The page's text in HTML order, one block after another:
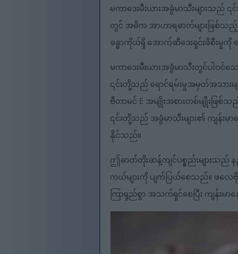
မကာဒေးမီးယားအခွံမာသီးများသည် ၎
တွင် အဓိက အာဟာရဓာတ်များဖြစ်သည့်
ခန္ဓာကိုယ်ရှိ အောက်ဆီဒေးရှင်းဖိစီးမှုကို
မကာဒေးမီးယားအခွံမာသီးတွင်ပါဝင်
၎င်းတို့သည် ရောင်ရမ်းမှုအမှတ်အသားမျ
ဗီတာမင် E အမျိုးအစားတစ်မျိုးဖ
၎င်းတို့သည် အခွံမာသီးများ၏ ကျန်းမာရ
နိုင်သည်။
ဤဓာတ်တိုးဆန့်ကျင်ပစ္စည်းများသည်
ကယ်များကို ပျက်ပြယ်စေသည်။ ဖလေ
ကြာရှည်စွာ အသက်ရှင်စေပြီး ကျန်းမ